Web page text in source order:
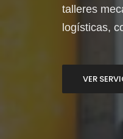
talleres
logísticas,
VER